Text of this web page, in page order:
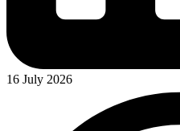
16 July 2026